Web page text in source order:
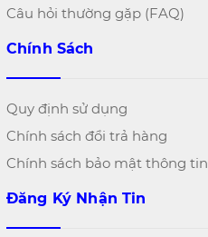
Câu hỏi thường gặp (FAQ)
Chính Sách
Quy định sử dụng
Chính sách đổi trả hàng
Chính sách bảo mật thông tin
Đăng Ký Nhận Tin